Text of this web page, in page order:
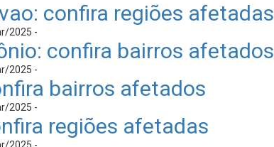
confira regiões afetadas
2025 -
confira bairros afetados
2025 -
bairros afetados
2025 -
regiões afetadas